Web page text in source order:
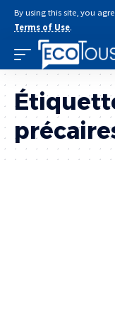
By using this site, you
Terms of Use.